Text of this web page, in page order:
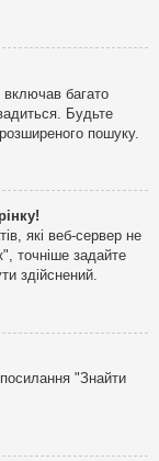
багато
Будьте
пошуку.
які веб-сервер не
точніше задайте
здійснений.
посилання "Знайти